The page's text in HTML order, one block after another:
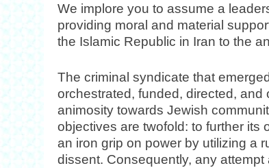
We implore you to assume a
providing moral and material
the Islamic Republic in Iran to the
The criminal syndicate that
orchestrated, funded, directed,
animosity towards Jewish
objectives are twofold: to further its
an iron grip on power by utilizing a
dissent. Consequently, any